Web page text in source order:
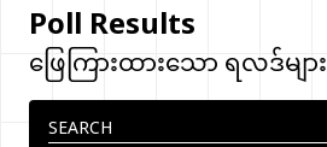
Poll Results
ဖြေကြားထားသော ရလဒ်များ